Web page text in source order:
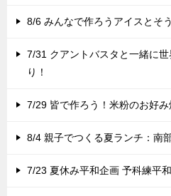
8/6 みんなで作ろうアイスとそ
7/31 クアントバスタと一緒に
り！
7/29 皆で作ろう！米粉のお好
8/4 親子でつくる夏ランチ：南
7/23 夏休み平和企画 予科練平